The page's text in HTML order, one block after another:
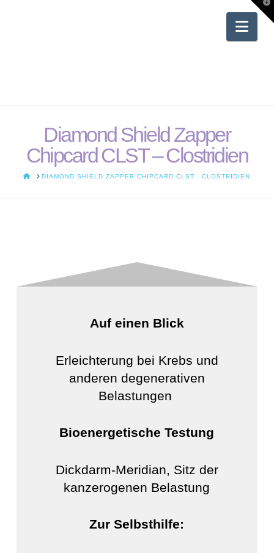
Diamond Shield Zapper
Chipcard CLST – Clostridien
HOMEDIAMOND SHIELD ZAPPER CHIPCARD CLST - CLOSTRIDIEN
Auf einen Blick
Erleichterung bei Krebs und
anderen degenerativen
Belastungen
Bioenergetische Testung
Dickdarm-Meridian, Sitz der
kanzerogenen Belastung
Zur Selbsthilfe: